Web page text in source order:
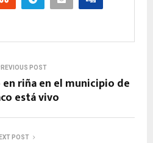
POST
riña en el municipio de
está vivo
POST